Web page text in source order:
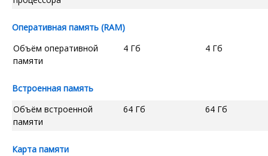
Оперативная память (RAM)
Объём оперативной
памяти
4 Гб 4 Гб
Встроенная память
Объём встроенной
памяти
64 Гб 64 Гб
Карта памяти